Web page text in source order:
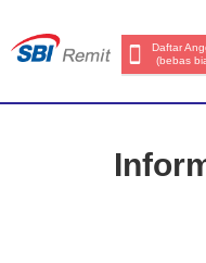
Daftar
(bebas